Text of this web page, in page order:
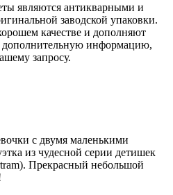
являются антикварными и
заводской упаковки.
качестве и дополняют
информацию,
запросу.
с двумя маленькими
из чудесной серии детишек
Прекрасный небольшой